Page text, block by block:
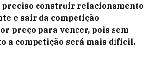
preciso construir relacionamento
e sair da competição
preço para vencer, pois sem
a competição será mais difícil.